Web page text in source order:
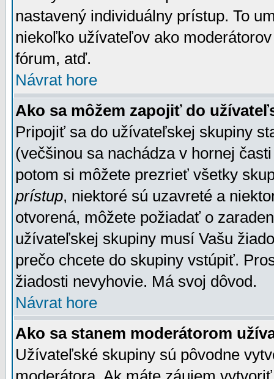
nastavený individuálny prístup. To
niekoľko užívateľov ako
fórum, atď.
Návrat hore
Ako sa môžem zapojiť do
Pripojiť sa do užívateľskej skupiny
(večšinou sa nachádza v hornej
potom si môžete prezrieť všetky
prístup, niektoré sú uzavreté a
otvorená, môžete požiadať o
užívateľskej skupiny musí Vašu
prečo chcete do skupiny vstúpiť.
žiadosti nevyhovie. Má svoj dôvod.
Návrat hore
Ako sa stanem moderátorom
Užívateľské skupiny sú pôvodne